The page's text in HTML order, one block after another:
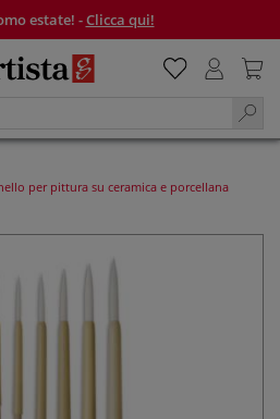
estate! -Clicca qui!
per pittura su ceramica e porcellana